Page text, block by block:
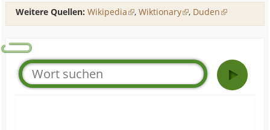
Weitere Quellen: Wikipedia ,Wiktionary , Duden